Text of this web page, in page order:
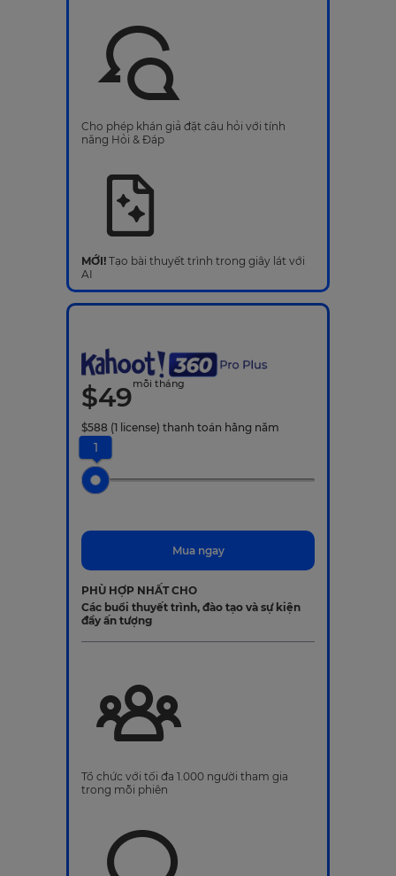
Cho phép khán giả đặt câu hỏi với tính
năng Hỏi & Đáp
MỚI! Tạo bài thuyết trình trong giây lát với
AI
$49mỗi tháng
$588 (1 license) thanh toán hằng năm
1
Mua ngay
PHÙ HỢP NHẤT CHO
Các buổi thuyết trình, đào tạo và sự kiện
đầy ấn tượng
Tổ chức với tối đa 1.000 người tham gia
trong mỗi phiên